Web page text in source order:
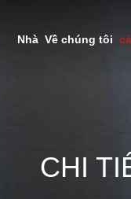
Nhà Về chúng tôi
CHI